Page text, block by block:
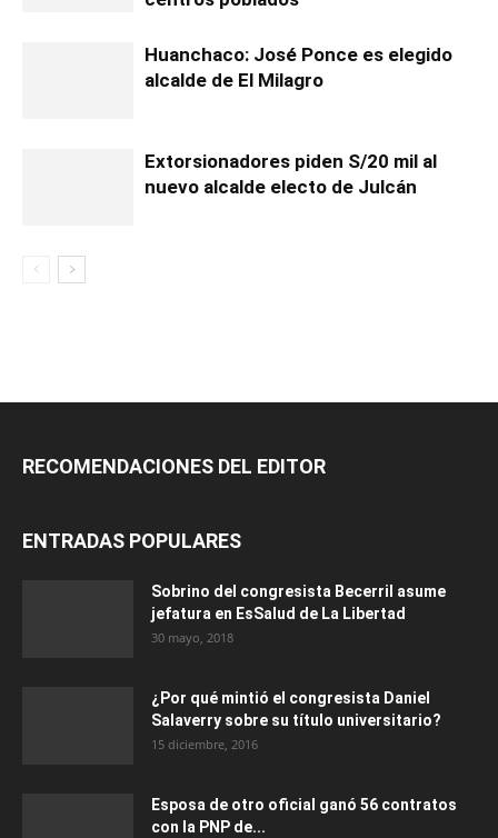
Huanchaco: José Ponce es elegido
alcalde de El Milagro
Extorsionadores piden S/20 mil al
nuevo alcalde electo de Julcán
RECOMENDACIONES DEL EDITOR
ENTRADAS POPULARES
Sobrino del congresista Becerril asume
jefatura en EsSalud de La Libertad
30 mayo, 2018
¿Por qué mintió el congresista Daniel
Salaverry sobre su título universitario?
15 diciembre, 2016
Esposa de otro oficial ganó 56 contratos
con la PNP de...